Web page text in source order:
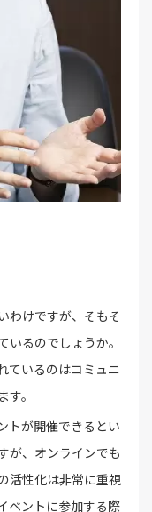
わけですが、そもそ
るのでしょうか。
ているのはコミュニ
。
トが開催できるとい
が、オンラインでも
活性化は非常に重視
ベントに参加する際